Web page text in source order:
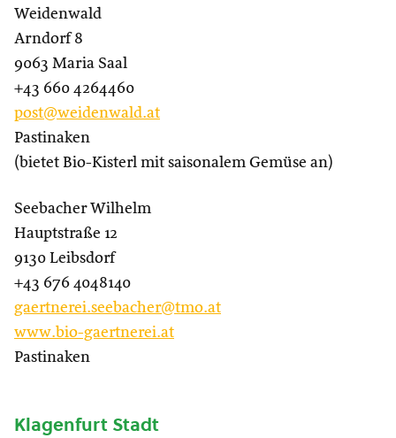
Weidenwald
Arndorf 8
9063 Maria Saal
+43 660 4264460
post@weidenwald.at
Pastinaken
(bietet Bio-Kisterl mit saisonalem Gemüse an)
Seebacher Wilhelm
Hauptstraße 12
9130 Leibsdorf
+43 676 4048140
gaertnerei.seebacher@tmo.at
www.bio-gaertnerei.at
Pastinaken
Klagenfurt Stadt